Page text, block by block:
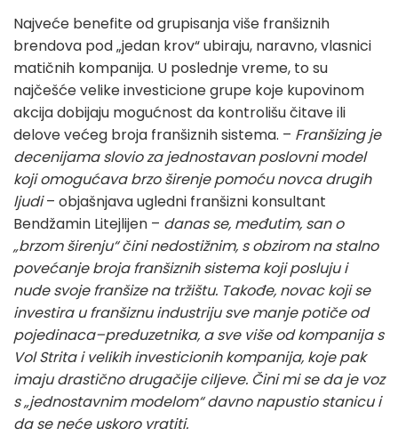
Najveće benefite od grupisanja više franšiznih
brendova pod „jedan krov“ ubiraju, naravno, vlasnici
matičnih kompanija. U poslednje vreme, to su
najčešće velike investicione grupe koje kupovinom
akcija dobijaju mogućnost da kontrolišu čitave ili
delove većeg broja franšiznih sistema. – Franšizing je
decenijama slovio za jednostavan poslovni model
koji omogućava brzo širenje pomoću novca drugih
ljudi– objašnjava ugledni franšizni konsultant
Bendžamin Litejlijen – danas se, međutim, san o
„brzom širenju“ čini nedostižnim, s obzirom na stalno
povećanje broja franšiznih sistema koji posluju i
nude svoje franšize na tržištu. Takođe, novac koji se
investira u franšiznu industriju sve manje potiče od
pojedinaca–preduzetnika, a sve više od kompanija s
Vol Strita i velikih investicionih kompanija, koje pak
imaju drastično drugačije ciljeve. Čini mi se da je voz
s „jednostavnim modelom“ davno napustio stanicu i
da se neće uskoro vratiti.